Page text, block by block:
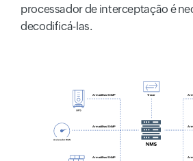
processador de interceptação é
decodificá-las.